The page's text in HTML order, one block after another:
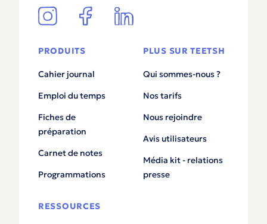
PRODUITS
Cahier journal
Emploi du temps
Fiches de
préparation
Carnet de notes
Programmations
PLUS SUR TEETSH
Qui sommes-nous ?
Nos tarifs
Nous rejoindre
Avis utilisateurs
Média kit - relations
presse
RESSOURCES